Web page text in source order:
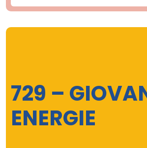
729 –
ENERGIE